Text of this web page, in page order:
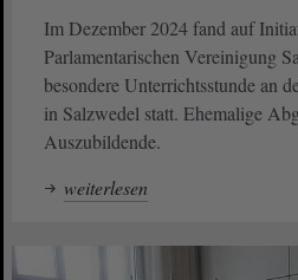
Im Dezember 2024 fand auf
Parlamentarischen Vereinigung
besondere Unterrichtsstunde an
in Salzwedel statt. Ehemalige
Auszubildende.
weiterlesen